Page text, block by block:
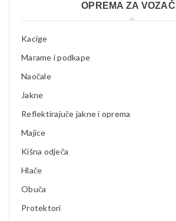
OPREMA ZA
Kacige
Marame i podkape
Naočale
Jakne
Reflektirajuče jakne i oprema
Majice
Kišna odječa
Hlače
Obuča
Protektori